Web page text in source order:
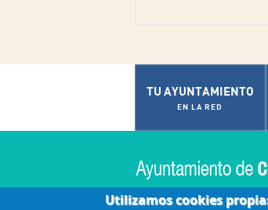
TU AYUNTAMIENTO
EN LA RED
Utilizamos cookies